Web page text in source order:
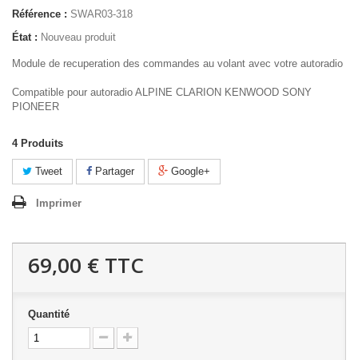
Référence : SWAR03-318
État : Nouveau produit
Module de recuperation des commandes au volant avec votre autoradio
Compatible pour autoradio ALPINE CLARION KENWOOD SONY
PIONEER
4 Produits
Tweet Partager Google+
Imprimer
69,00 € TTC
Quantité